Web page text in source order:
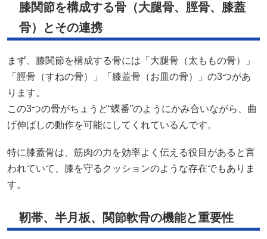
膝関節を構成する骨（大腿骨、脛骨、膝蓋
骨）とその連携
まず、膝関節を構成する骨には「大腿骨（太ももの骨）」
「脛骨（すねの骨）」「膝蓋骨（お皿の骨）」の3つがあ
ります。
この3つの骨がちょうど“蝶番”のようにかみ合いながら、曲
げ伸ばしの動作を可能にしてくれているんです。
特に膝蓋骨は、筋肉の力を効率よく伝える役目があると言
われていて、膝を守るクッションのような存在でもありま
す。
靭帯、半月板、関節軟骨の機能と重要性